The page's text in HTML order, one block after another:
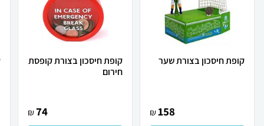
קופת חיסכון בצורת שער
158
₪
קופת חיסכון בצורת קופסת
חירום
74
₪